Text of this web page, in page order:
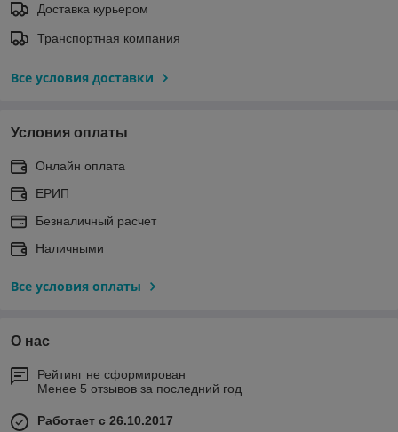
Доставка курьером
Транспортная компания
Все условия доставки
Условия оплаты
Онлайн оплата
ЕРИП
Безналичный расчет
Наличными
Все условия оплаты
О нас
Рейтинг не сформирован
Менее 5 отзывов за последний год
Работает с 26.10.2017